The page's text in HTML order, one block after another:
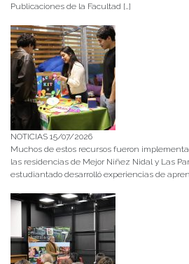
Publicaciones de la Facultad […]
NOTICIAS 15/07/2026
Muchos de estos recursos fueron
las residencias de Mejor Niñez Nidal y Las
estudiantado desarrolló experiencias de